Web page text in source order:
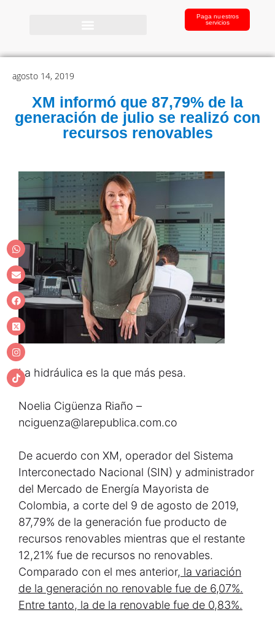
Paga nuestros
servicios
agosto 14, 2019
XM informó que 87,79% de la
generación de julio se realizó con
recursos renovables
La hidráulica es la que más pesa.
Noelia Cigüenza Riaño –
nciguenza@larepublica.com.co
De acuerdo con XM, operador del Sistema
Interconectado Nacional (SIN) y administrador
del Mercado de Energía Mayorista de
Colombia, a corte del 9 de agosto de 2019,
87,79% de la generación fue producto de
recursos renovables mientras que el restante
12,21% fue de recursos no renovables.
Comparado con el mes anterior, la variación
de la generación no renovable fue de 6,07%.
Entre tanto, la de la renovable fue de 0,83%.